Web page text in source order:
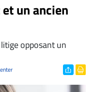
un ancien
opposant un